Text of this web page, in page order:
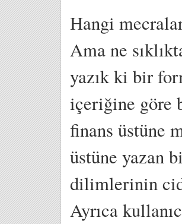
Hangi
Ama ne
yazık ki bir
içeriğine göre
finans üstüne
üstüne yazan
dilimlerinin
Ayrıca